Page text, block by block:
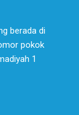
berada di
pokok
1